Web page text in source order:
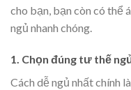
cho bạn, bạn còn có thể
ngủ nhanh chóng.
1. Chọn đúng tư thế
Cách dễ ngủ nhất chính